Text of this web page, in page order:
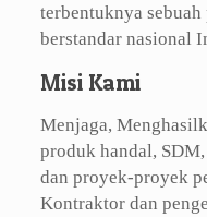
terbentuknya sebuah
berstandar nasional
Misi Kami
Menjaga,
produk handal,
dan proyek-proyek
Kontraktor dan